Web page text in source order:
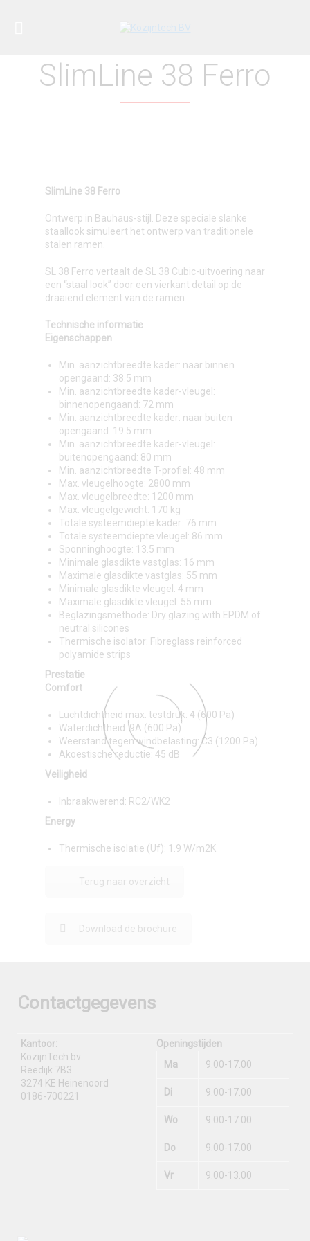
SlimLine 38 Ferro
SlimLine 38 Ferro
Ontwerp in Bauhaus-stijl. Deze speciale slanke
staallook simuleert het ontwerp van traditionele
stalen ramen.
SL 38 Ferro vertaalt de SL 38 Cubic-uitvoering naar
een “staal look” door een vierkant detail op de
draaiend element van de ramen.
Technische informatie
Eigenschappen
Min. aanzichtbreedte kader: naar binnen
opengaand: 38.5 mm
Min. aanzichtbreedte kader-vleugel:
binnenopengaand: 72 mm
Min. aanzichtbreedte kader: naar buiten
opengaand: 19.5 mm
Min. aanzichtbreedte kader-vleugel:
buitenopengaand: 80 mm
Min. aanzichtbreedte T-profiel: 48 mm
Max. vleugelhoogte: 2800 mm
Max. vleugelbreedte: 1200 mm
Max. vleugelgewicht: 170 kg
Totale systeemdiepte kader: 76 mm
Totale systeemdiepte vleugel: 86 mm
Sponninghoogte: 13.5 mm
Minimale glasdikte vastglas: 16 mm
Maximale glasdikte vastglas: 55 mm
Minimale glasdikte vleugel: 4 mm
Maximale glasdikte vleugel: 55 mm
Beglazingsmethode: Dry glazing with EPDM of
neutral silicones
Thermische isolator: Fibreglass reinforced
polyamide strips
Prestatie
Comfort
Luchtdichtheid max. testdruk: 4 (600 Pa)
Waterdichtheid: 9A (600 Pa)
Weerstand tegen windbelasting: C3 (1200 Pa)
Akoestische reductie: 45 dB
Veiligheid
Inbraakwerend: RC2/WK2
Energy
Thermische isolatie (Uf): 1.9 W/m2K
Terug naar overzicht
Download de brochure
Contactgegevens
Kantoor:
KozijnTech bv
Reedijk 7B3
3274 KE Heinenoord
0186-700221
Openingstijden
Ma
9.00-17.00
Di 9.00-17.00
Wo 9.00-17.00
Do 9.00-17.00
Vr 9.00-13.00